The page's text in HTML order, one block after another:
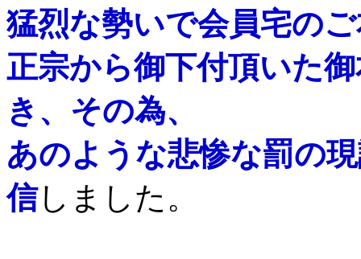
猛烈な勢いで会員宅の
正宗から御下付頂いた
き、その為、
あのような悲惨な罰の
信しました。